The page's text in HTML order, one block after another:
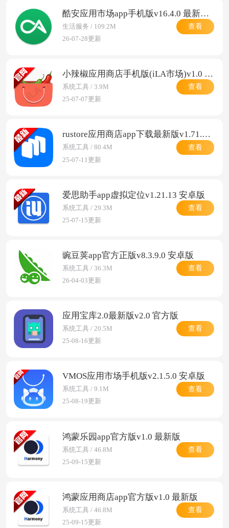
酷安应用市场app手机版v16.4.0 最新版本
生活服务 / 109.2M
26-07-28更新
查看
小辣椒应用商店手机版(iLA市场)v1.0 安卓版
系统工具 / 3.9M
25-07-07更新
查看
rustore应用商店app下载最新版v1.71.1.0 安卓版
系统工具 / 80.4M
25-07-11更新
查看
爱思助手app虚拟定位v1.21.13 安卓版
系统工具 / 29.3M
25-07-15更新
查看
豌豆荚app官方正版v8.3.9.0 安卓版
系统工具 / 36.3M
26-04-03更新
查看
应用宝库2.0最新版v2.0 官方版
系统工具 / 20.5M
25-08-16更新
查看
VMOS应用市场手机版v2.1.5.0 安卓版
系统工具 / 9.1M
25-08-19更新
查看
鸿蒙乐园app官方版v1.0 最新版
系统工具 / 46.8M
25-09-15更新
查看
鸿蒙应用商店app官方版v1.0 最新版
系统工具 / 46.8M
25-09-15更新
查看